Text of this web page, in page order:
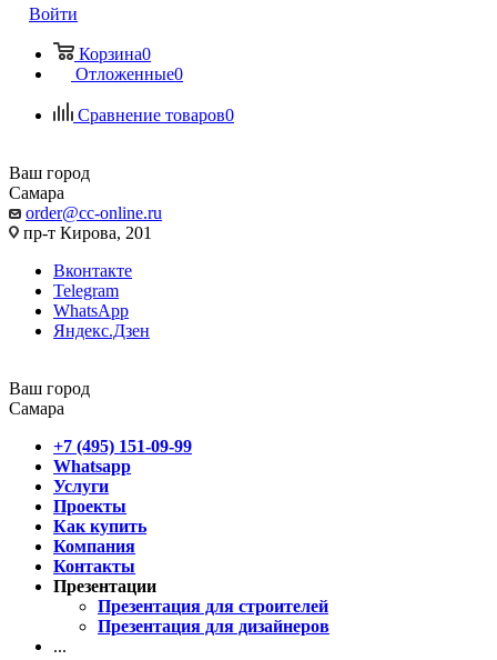
Войти
Корзина0
Отложенные0
Сравнение товаров0
Ваш город
Самара
order@cc-online.ru
пр-т Кирова, 201
Вконтакте
Telegram
WhatsApp
Яндекс.Дзен
Ваш город
Самара
+7 (495) 151-09-99
Whatsapp
Услуги
Проекты
Как купить
Компания
Контакты
Презентации
Презентация для строителей
Презентация для дизайнеров
...